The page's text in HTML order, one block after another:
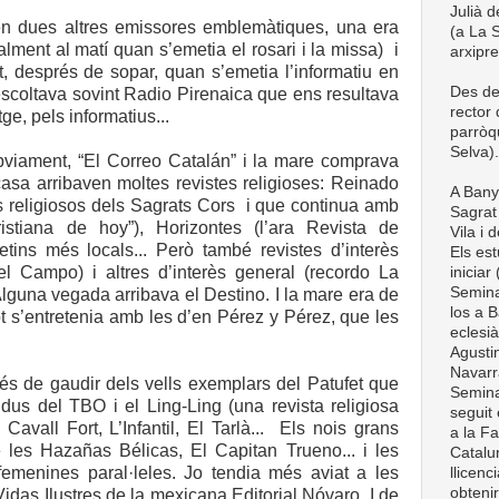
dues altres emissores emblemàtiques, una era
al matí quan s’emetia el rosari i la missa) i
de sopar, quan s’emetia l’informatiu en
sovint Radio Pirenaica que ens resultava
pels informatius...
“El Correo Catalán” i la mare comprava
arribaven moltes revistes religioses: Reinado
religiosos dels Sagrats Cors i que continua amb
de hoy”), Horizontes (l’ara Revista de
més locals... Però també revistes d’interès
Campo) i altres d’interès general (recordo La
vegada arribava el Destino. I la mare era de
s’entretenia amb les d’en Pérez y Pérez, que les
de gaudir dels vells exemplars del Patufet que
del TBO i el Ling-Ling (una revista religiosa
Fort, L’Infantil, El Tarlà... Els nois grans
les Hazañas Bélicas, El Capitan Trueno... i les
paral·leles. Jo tendia més aviat a les
Ilustres de la mexicana Editorial Nóvaro. I de
Julià
(a La
Des
rector
Selva).
A
Vila i
Els
iniciar
los a
seguit
a la